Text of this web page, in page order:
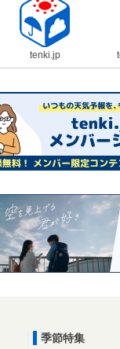
tenki.jp
季節特集